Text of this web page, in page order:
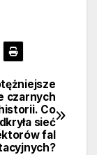
czarnych
Co
sieć
fal